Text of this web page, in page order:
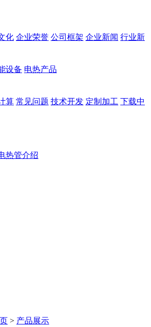
化 企业荣誉 公司框架 企业新闻 行业新
设备 电热产品
算 常见问题 技术开发 定制加工 下载中
热管介绍
> 产品展示